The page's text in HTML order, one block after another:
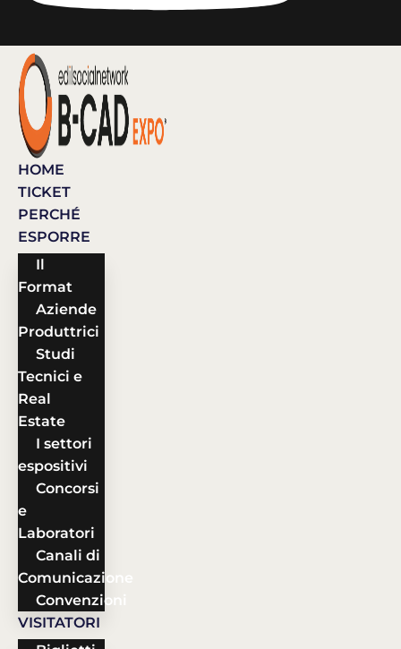
HOME
TICKET
PERCHÉ
ESPORRE
Il
Format
Aziende
Produttrici
Studi
Tecnici e
Real
Estate
I settori
espositivi
Concorsi
e
Laboratori
Canali di
Comunicazione
Convenzioni
VISITATORI